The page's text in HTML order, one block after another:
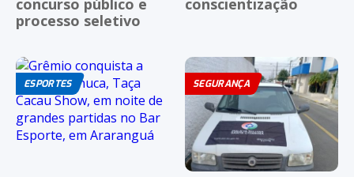
concurso público e
processo seletivo
conscientização
ESPORTES SEGURANÇA